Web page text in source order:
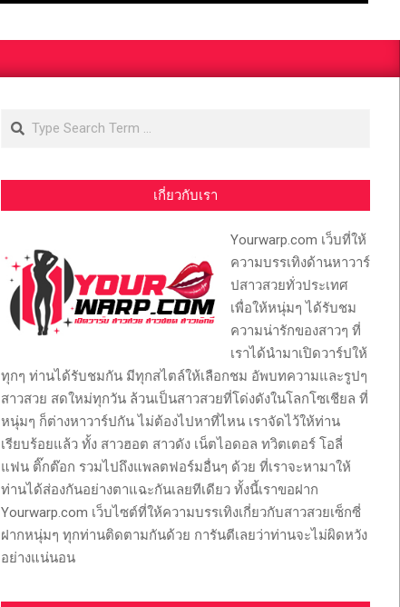
Search
เกี่ยวกับเรา
Yourwarp.com เว็บที่ให้
ความบรรเทิงด้านหาวาร์
ปสาวสวยทั่วประเทศ
เพื่อให้หนุ่มๆ ได้รับชม
ความน่ารักของสาวๆ ที่
เราได้นำมาเปิดวาร์ปให้
ทุกๆ ท่านได้รับชมกัน มีทุกสไตล์ให้เลือกชม อัพบทความและรูปๆ
สาวสวย สดใหม่ทุกวัน ล้วนเป็นสาวสวยที่โด่งดังในโลกโซเชียล ที่
หนุ่มๆ ก็ต่างหาวาร์ปกัน ไม่ต้องไปหาที่ไหน เราจัดไว้ให้ท่าน
เรียบร้อยแล้ว ทั้ง สาวฮอต สาวดัง เน็ตไอดอล ทวิตเตอร์ โอลี่
แฟน ติ๊กต๊อก รวมไปถึงแพลตฟอร์มอื่นๆ ด้วย ที่เราจะหามาให้
ท่านได้ส่องกันอย่างตาแฉะกันเลยทีเดียว ทั้งนี้เราขอฝาก
Yourwarp.com เว็บไซต์ที่ให้ความบรรเทิงเกี่ยวกับสาวสวยเซ็กซี่
ฝากหนุ่มๆ ทุกท่านติดตามกันด้วย การันตีเลยว่าท่านจะไม่ผิดหวัง
อย่างแน่นอน